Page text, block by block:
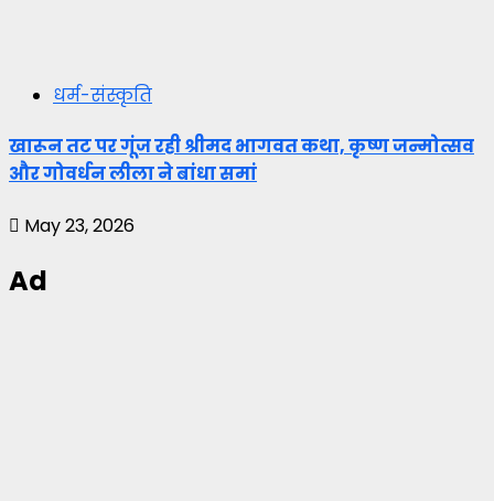
धर्म-संस्कृति
खारून तट पर गूंज रही श्रीमद भागवत कथा, कृष्ण जन्मोत्सव
और गोवर्धन लीला ने बांधा समां
May 23, 2026
Ad